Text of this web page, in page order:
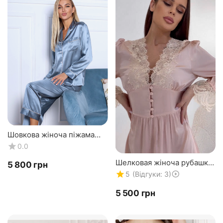
Шовкова жіноча піжама
"Сідней". TM "Silk Kiss".
Натуральний 100% шовк.
Колір: дельфін
0.0
‍5 800‍ грн
Шелковая жіноча рубашка
плаття "Прованс". ТМ
"Шовковий поцілунок".
Прованс. Натуральний...
5 (Відгуки: 3)
‍5 500‍ грн